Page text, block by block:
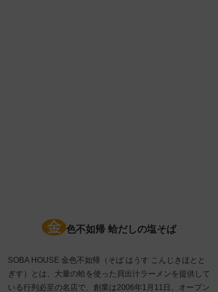
金 色不如帰 蛤だしの塩そば
SOBA HOUSE 金色不如帰（そば はうす こんじきほとと
ぎす）とは、大量の蛤を使った貝出汁ラーメンを提供して
いる行列必至の名店で、創業は2006年1月11日。オープン